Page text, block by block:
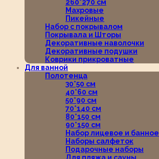
260*270 см
Махровые
Пикейные
Набор с покрывалом
Покрывала и Шторы
Декоративные наволочки
Декоративные подушки
Коврики прикроватные
Для ванной
Полотенца
30*50 см
40*60 см
50*90 см
70*140 см
80*150 см
90*150 см
Набор лицевое и банное
Наборы салфеток
Подарочные наборы